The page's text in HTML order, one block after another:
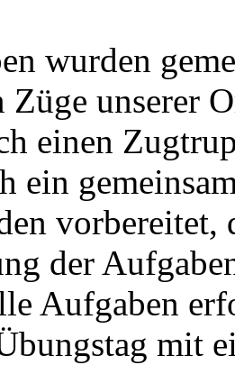
wurden
Züge unserer
einen
ein
vorbereitet,
der
Aufgaben
mit